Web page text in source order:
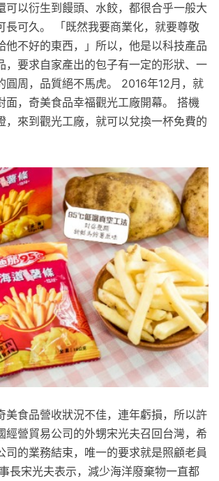
可以衍生到饅頭、水餃，都很合乎一般大
長可久。 「既然我要商業化，就要尊敬
他不好的東西，」所以，他是以科技產品
，要求自家產出的包子有一定的形狀、一
圓周，品質絕不馬虎。 2016年12月，就
面，奇美食品幸福觀光工廠開幕。 搭機
，來到觀光工廠，就可以兌換一杯免費的
美食品營收狀況不佳，連年虧損，所以許
經營貿易公司的外甥宋光夫召回台灣，希
司的業務結束，唯一的要求就是照顧老員
長宋光夫表示，減少海洋廢棄物一直都